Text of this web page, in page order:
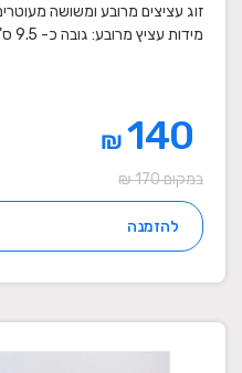
זוג עציצים מרובע ומשושה
מידות עציץ מרובע: גובה כ- 9.5 ס" ...
₪
במקום 170 ₪
להזמנה